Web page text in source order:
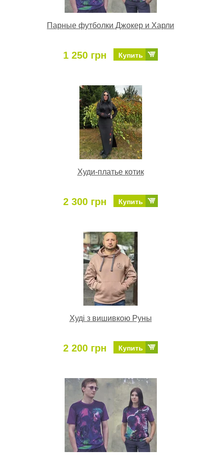
Парные футболки Джокер и Харли
1 250 грн Купить
Худи-платье котик
2 300 грн Купить
Худі з вишивкою Руны
2 200 грн Купить